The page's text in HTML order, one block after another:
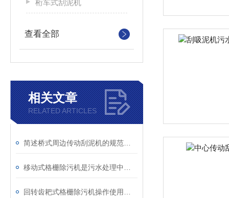
桁车式刮泥机
查看全部
相关文章
RELATED ARTICLES